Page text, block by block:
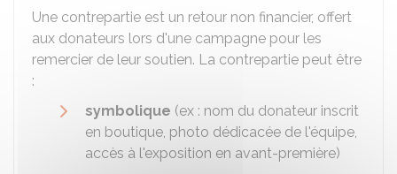
Une contrepartie est un retour non financier, offert
aux donateurs lors d'une campagne pour les
remercier de leur soutien. La contrepartie peut être
:
symbolique (ex : nom du donateur inscrit
en boutique, photo dédicacée de l'équipe,
accès à l'exposition en avant-première)